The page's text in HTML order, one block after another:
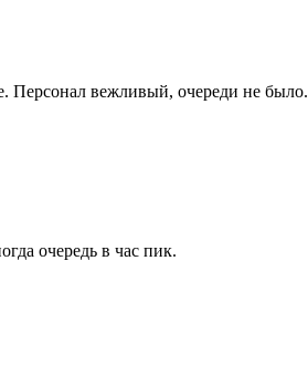
Персонал вежливый, очереди не было.
очередь в час пик.